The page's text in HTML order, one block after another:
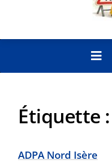
Étiquette :
ADPA Nord Isère